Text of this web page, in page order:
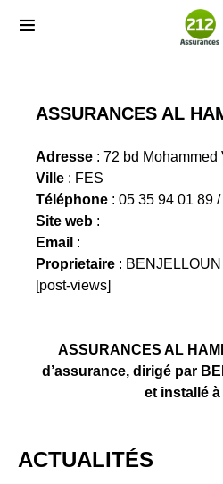
ASSURANCES AL
Adresse : 72 bd Mohammed
Ville : FES
Téléphone : 05 35 94 01 89
Site web :
Email :
Proprietaire :
[post-views]
ASSURANCES AL
d’assurance, dirigé par
et installé à
ACTUALITÉS